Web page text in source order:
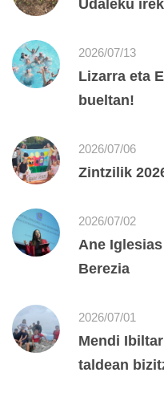
Udaleku
2026/07/13
Lizarra eta
bueltan!
2026/07/06
Zintzilik
2026/07/02
Ane
Berezia
2026/07/01
Mendi
taldean